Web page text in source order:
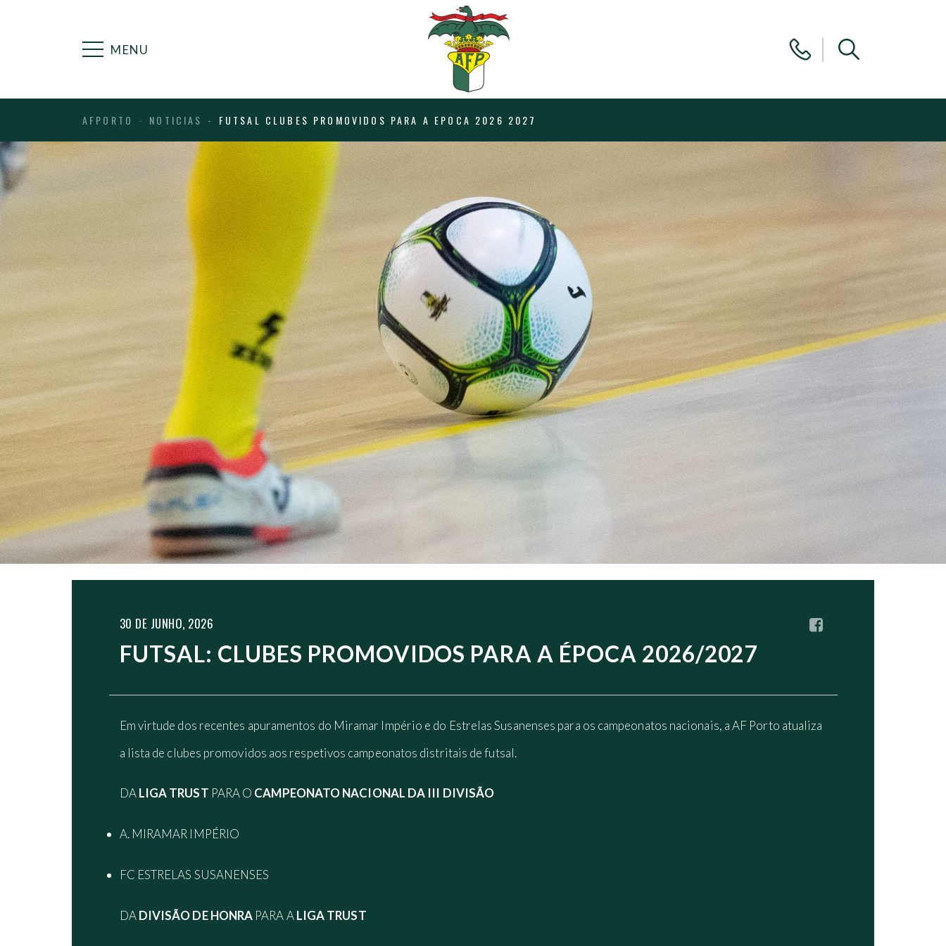
MENU
AFPORTO NOTICIAS FUTSAL CLUBES PROMOVIDOS PARA A EPOCA 2026 2027
30 DE JUNHO, 2026
FUTSAL: CLUBES PROMOVIDOS PARA A ÉPOCA 2026/2027
Em virtude dos recentes apuramentos do Miramar Império e do Estrelas Susanenses para os campeonatos nacionais, a AF Porto atualiza
a lista de clubes promovidos aos respetivos campeonatos distritais de futsal.
DALIGA TRUST PARA O CAMPEONATO NACIONAL DA III DIVISÃO
A. MIRAMAR IMPÉRIO
FC ESTRELAS SUSANENSES
DADIVISÃO DE HONRA PARA ALIGA TRUST